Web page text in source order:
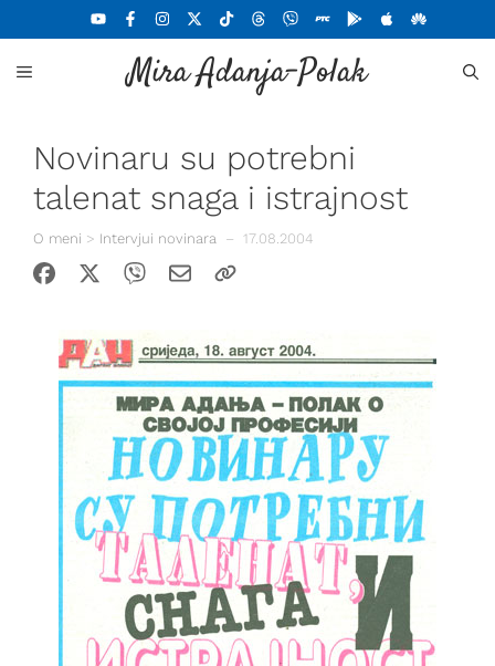
na
sadržaj
Mira Adanja-Polak
MENU
Novinaru su potrebni
talenat snaga i istrajnost
O meni > Intervjui novinara – 17.08.2004